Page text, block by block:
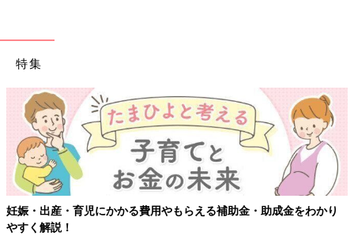
を選んだそう。価格は979円で、1,000円以下でディズニーコラ
ボアイテムが買えちゃうのも嬉しいですよね！
ポケットモンスターのあったかアイテムや日用品を
GET！
特集
妊娠・出産・育児にかかる費用やもらえる補助金・助成金をわかり
やすく解説！